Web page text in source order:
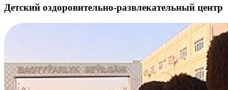
Детский оздоровительно-развлекательный центр